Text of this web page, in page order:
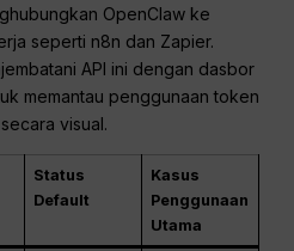
OpenClaw ke
seperti n8n dan Zapier.
API ini dengan dasbor
memantau penggunaan token
visual.
Status
Default
Kasus
Penggunaan
Utama